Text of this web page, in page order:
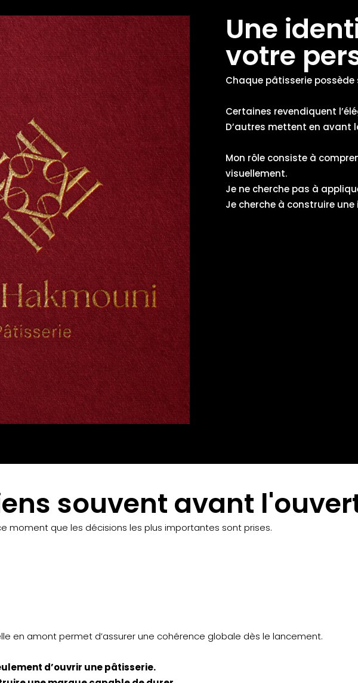
Une
votre
Chaque pâtisserie
Certaines revendiquent
D’autres mettent en avant
Mon rôle consiste à
visuellement.
Je ne cherche pas à
Je cherche à construire
souvent avant
moment que les décisions les plus importantes sont prises.
en amont permet d’assurer une cohérence globale dès le lancement.
d’ouvrir une pâtisserie.